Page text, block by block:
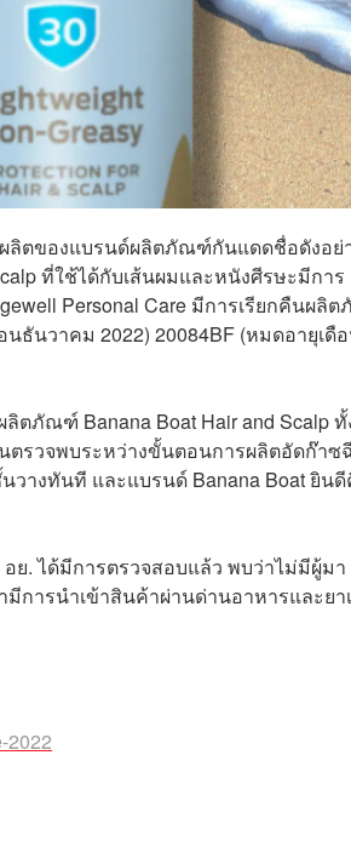
ผลิตของแบรนด์ผลิตภัณฑ์กันแดดชื่อดังอย่
ที่ใช้ได้กับเส้นผมและหนังศีรษะมีการ
Personal Care มีการเรียกคืนผลิ
ธันวาคม 2022) 20084BF (หมดอายุเดื
ตภัณฑ์ Banana Boat Hair and Scalp ทั้
รวจพบระหว่างขั้นตอนการผลิตอัดก๊าซ
างทันที และแบรนด์ Banana Boat ยิน
ย. ได้มีการตรวจสอบแล้ว พบว่าไม่มีผู้มา
การนำเข้าสินค้าผ่านด่านอาหารและยา
2022